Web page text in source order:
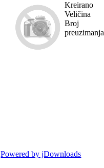
Kreirano
Veličina
Broj
preuzimanja
Powered by jDownloads